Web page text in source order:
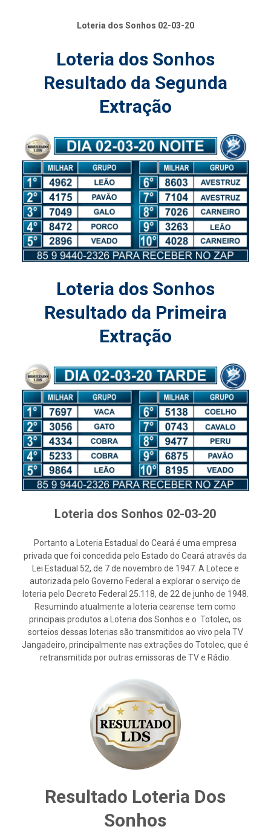
Loteria dos Sonhos 02-03-20
Loteria dos Sonhos
Resultado da Segunda
Extração
Loteria dos Sonhos
Resultado da Primeira
Extração
Loteria dos Sonhos 02-03-20
Portanto a Loteria Estadual do Ceará é uma empresa
privada que foi concedida pelo Estado do Ceará através da
Lei Estadual 52, de 7 de novembro de 1947. A Lotece e
autorizada pelo Governo Federal a explorar o serviço de
loteria pelo Decreto Federal 25.118, de 22 de junho de 1948.
Resumindo atualmente a loteria cearense tem como
principais produtos a Loteria dos Sonhos e o Totolec, os
sorteios dessas loterias são transmitidos ao vivo pela TV
Jangadeiro, principalmente nas extrações do Totolec, que é
retransmitida por outras emissoras de TV e Rádio.
Resultado Loteria Dos
Sonhos